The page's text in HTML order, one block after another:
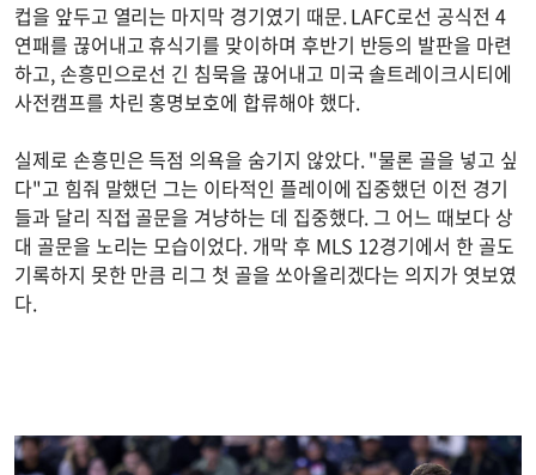
컵을 앞두고 열리는 마지막 경기였기 때문. LAFC로선 공식전 4
연패를 끊어내고 휴식기를 맞이하며 후반기 반등의 발판을 마련
하고, 손흥민으로선 긴 침묵을 끊어내고 미국 솔트레이크시티에
사전캠프를 차린 홍명보호에 합류해야 했다.
실제로 손흥민은 득점 의욕을 숨기지 않았다. "물론 골을 넣고 싶
다"고 힘줘 말했던 그는 이타적인 플레이에 집중했던 이전 경기
들과 달리 직접 골문을 겨냥하는 데 집중했다. 그 어느 때보다 상
대 골문을 노리는 모습이었다. 개막 후 MLS 12경기에서 한 골도
기록하지 못한 만큼 리그 첫 골을 쏘아올리겠다는 의지가 엿보였
다.